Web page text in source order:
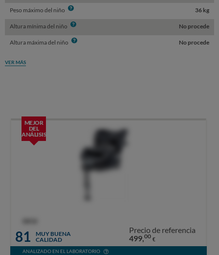
Peso máximo del niño Info 36 kg
Altura mínima del niño Info No procede
Altura máxima del niño Info No procede
VER MÁS
MEJOR
DEL
ANÁLISIS
81
MUY BUENA
CALIDAD
Precio de referencia
499,00 €
ANALIZADO EN EL LABORATORIO